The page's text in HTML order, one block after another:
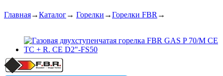
Главная→Каталог→ Горелки →Горелки FBR →